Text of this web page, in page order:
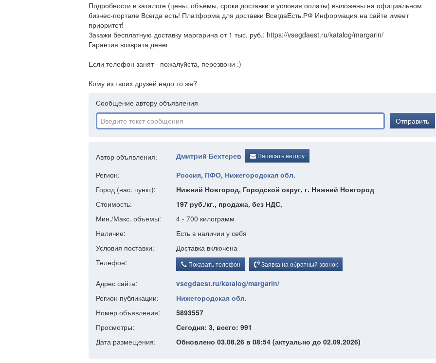
Подробности в каталоге (цены, объёмы, сроки доставки и условия оплаты) выложены на официальном
бизнес-портале Всегда есть! Платформа для доставки ВсегдаЕсть.РФ Информация на сайте имеет
приоритет!
Закажи бесплатную доставку маргарина от 1 тыс. руб.: https://vsegdaest.ru/katalog/margarin/
Гарантия возврата денег
Если телефон занят - пожалуйста, перезвони :)
Кому из твоих друзей надо то же?
Сообщение автору объявления
Отправить
Автор объявления: Дмитрий Бехтерев Написать автору
Регион: Россия, ПФО, Нижегородская обл.
Город (нас. пункт):
Нижний Новгород, Городской округ, г. Нижний Новгород
Стоимость:
197 руб./кг., продажа, без НДС,
Мин./Макс. объемы:
4 - 700 килограмм
Наличие:
Есть в наличии у себя
Условия поставки:
Доставка включена
Телефон:
Показать телефон Заявка на обратный звонок
Адрес сайта:
vsegdaest.ru/katalog/margarin/
Регион публикации:
Нижегородская обл.
Номер объявления:
5893557
Просмотры:
Сегодня: 3, всего: 991
Дата размещения:
Обновлено 03.08.26 в 08:54 (актуально до 02.09.2026)